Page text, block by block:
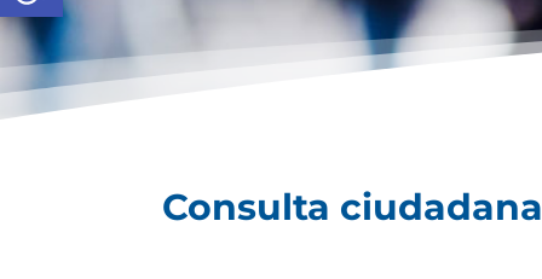
Consulta ciudadana